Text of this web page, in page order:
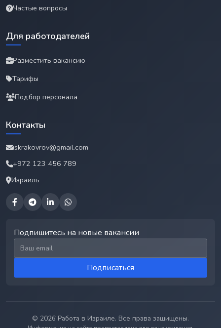
Частые вопросы
Для работодателей
Разместить вакансию
Тарифы
Подбор персонала
Контакты
iskrakovrov@gmail.com
+972 123 456 789
Израиль
Подпишитесь на новые вакансии
Email для подписки
Подписаться
© 2026 Работа в Израиле. Все права защищены.